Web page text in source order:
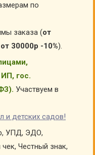
по
заказа (от
30000р -10%).
гос.
Участвуем в
и детских садов!
УПД, ЭДО,
Честный знак,